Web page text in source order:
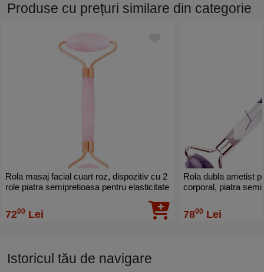
Produse cu prețuri similare din categorie
Rola masaj facial cuart roz, dispozitiv cu 2
role piatra semipretioasa pentru elasticitate
7200 Lei
Rola dubla ametist
corporal, piatra
7800 Lei
Istoricul tău de navigare